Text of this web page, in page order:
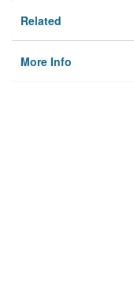
Related
More Info